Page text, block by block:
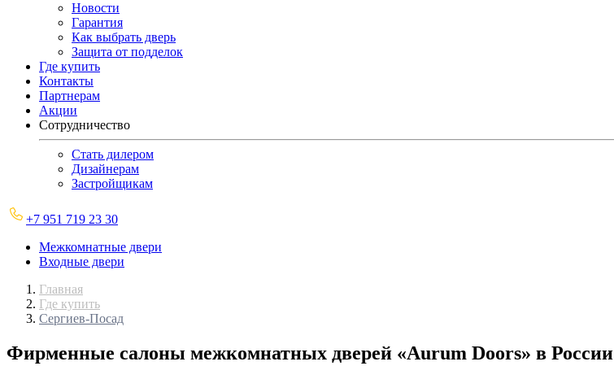
Новости
Гарантия
Как выбрать дверь
Защита от подделок
Где купить
Контакты
Партнерам
Акции
Сотрудничество
Стать дилером
Дизайнерам
Застройщикам
+7 951 719 23 30
Межкомнатные двери
Входные двери
Главная
Где купить
Сергиев-Посад
Фирменные салоны межкомнатных дверей «Aurum Doors» в России